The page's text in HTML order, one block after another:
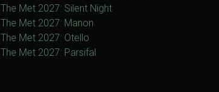
The Met 2027: Silent Night
The Met 2027: Manon
The Met 2027: Otello
The Met 2027: Parsifal